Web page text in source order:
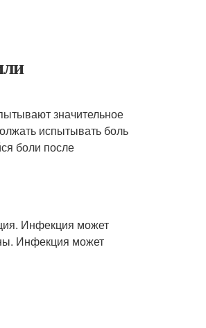
значительное
испытывать боль
боли после
Инфекция может
Инфекция может